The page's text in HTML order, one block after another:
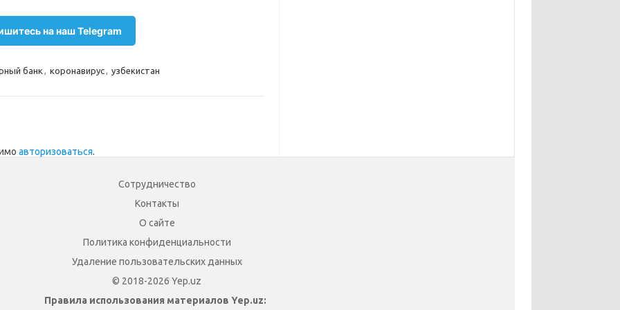
на наш Telegram
банк , коронавирус, узбекистан
авторизоваться.
Сотрудничество
Контакты
О сайте
Политика конфиденциальности
Удаление пользовательских данных
© 2018-2026 Yep.uz
Правила использования материалов Yep.uz: